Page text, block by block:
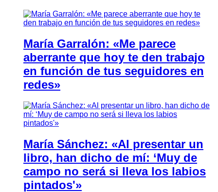
María Garralón: «Me parece
aberrante que hoy te den trabajo
en función de tus seguidores en
redes»
María Sánchez: «Al presentar un
libro, han dicho de mí: ‘Muy de
campo no será si lleva los labios
pintados'»